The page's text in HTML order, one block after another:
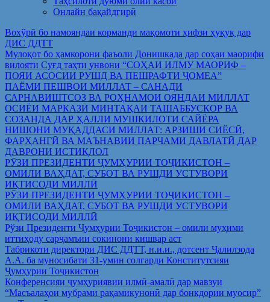
Онлайн бақайдгирӣ
Вохўрӣ бо намояндаи корманди мақомоти ҳифзи ҳуқуқ дар
ДИС ДДТТ
Мулоқот бо ҳамкорони фаъоли Донишкада дар соҳаи маорифи
вилояти Суғд таҳти унвони “СОҲАИ ИЛМУ МАОРИФ –
ПОЯИ АСОСИИ РУШД ВА ПЕШРАФТИ ҶОМЕА”
ПАЁМИ ПЕШВОИ МИЛЛАТ – САНАДИ
САРНАВИШТСОЗ ВА РОҲНАМОИ ОЯНДАИ МИЛЛАТ
ОСИЁИ МАРКАЗӢ МИНТАҚАИ ТАШАББУСКОР ВА
СОЗАНДА ДАР ҲАЛЛИ МУШКИЛОТИ САЙЁРА
НИШОНИ МУҚАДДАСИ МИЛЛАТ: АРЗИШИ СИЁСӢ,
ФАРҲАНГӢ ВА МАЪНАВИИ ПАРЧАМИ ДАВЛАТӢ ДАР
ДАВРОНИ ИСТИҚЛОЛ
РӮЗИ ПРЕЗИДЕНТИ ҶУМҲУРИИ ТОҶИКИСТОН –
ОМИЛИ ВАҲДАТ, СУБОТ ВА РУШДИ УСТУВОРИ
ИҚТИСОДИ МИЛЛӢ
РӮЗИ ПРЕЗИДЕНТИ ҶУМҲУРИИ ТОҶИКИСТОН –
ОМИЛИ ВАҲДАТ, СУБОТ ВА РУШДИ УСТУВОРИ
ИҚТИСОДИ МИЛЛӢ
Рўзи Президенти Ҷумҳурии Тоҷикистон – омили муҳими
иттиҳоду сарҷамъии сокинони кишвар аст
Табрикоти директори ДИС ДДТТ, н.и.и., дотсент Ҷалилзода
А.А. ба муносибати 31-умин солгарди Конститутсияи
Ҷумҳурии Тоҷикистон
Конференсияи ҷумҳуриявии илмӣ-амалӣ дар мавзуи
“Масъалаҳои мубрами рақамикунонӣ дар бонкдории муосир”